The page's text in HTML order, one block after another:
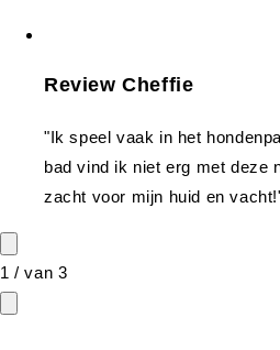
Review Cheffie
"Ik speel vaak in het
bad vind ik niet erg met deze
zacht voor mijn huid en
1 /van 3